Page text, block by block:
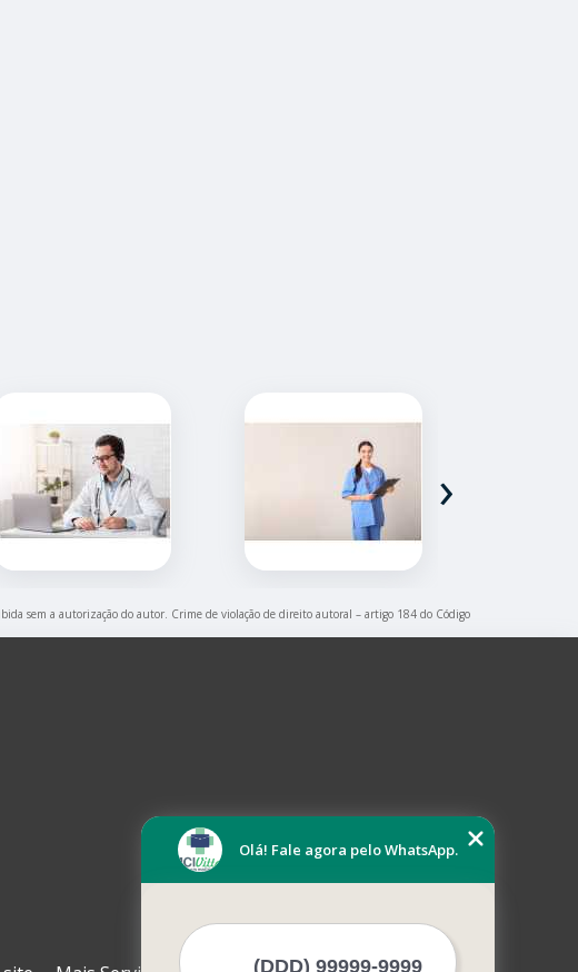
›
sem a autorização do autor. Crime de violação de direito autoral – artigo 184 do Código
Olá! Fale agora pelo WhatsApp.